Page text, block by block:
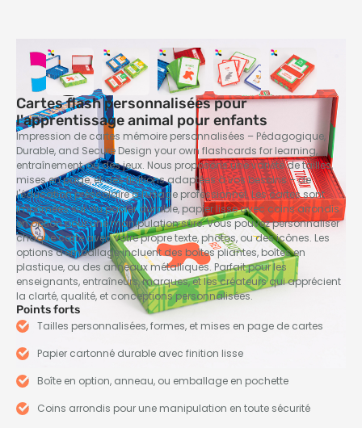
Cartes flash personnalisées pour
l'apprentissage animal pour enfants
Impression de cartes mémoire personnalisées – Pédagogique,
Durable, and Secure Design your own flashcards for learning,
entraînement, ou des jeux. Nous proposons une variété de tailles,
mises en page, et des finitions adaptées à vos besoins – de
l'éducation préscolaire à l'usage professionnel. Les cartes sont
imprimées sur du papier durable, papier lisse avec coins arrondis
en option pour une manipulation sûre. Vous pouvez personnaliser
chaque carte avec votre propre texte, photos, ou des icônes. Les
options d'emballage incluent des boîtes pliantes, boîtes en
plastique, ou des anneaux métalliques. Parfait pour les
enseignants, entraîneurs, marques, et les créateurs qui apprécient
la clarté, qualité, et conceptions personnalisées.
Points forts
Tailles personnalisées, formes, et mises en page de cartes
Papier cartonné durable avec finition lisse
Boîte en option, anneau, ou emballage en pochette
Coins arrondis pour une manipulation en toute sécurité